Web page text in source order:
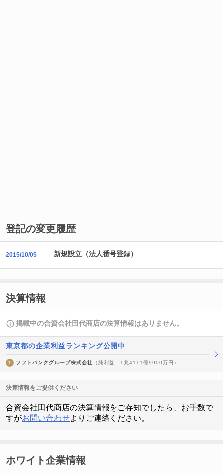
登記の変更履歴
2015/10/05 新規設立（法人番号登録）
決算情報
掲載中の合資会社田代商店の決算情報はありません。
東京都の企業利益ランキング公開中
1 ソフトバンクグループ株式会社 （純利益 : 1兆4111億9900万円）
決算情報をご提供ください
合資会社田代商店の決算情報をご存知でしたら、お手数で
すがお問い合わせよりご連絡ください。
ホワイト企業情報